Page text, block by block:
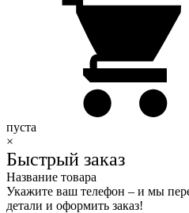
пуста
×
Быстрый заказ
Название товара
Укажите ваш телефон – и мы
детали и оформить заказ!